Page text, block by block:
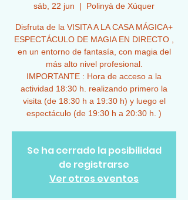
sáb, 22 jun
  |
Polinyà de Xúquer
Disfruta de la VISITA A LA CASA MÁGICA+
ESPECTÁCULO DE MAGIA EN DIRECTO ,
en un entorno de fantasía, con magia del
más alto nivel profesional.
IMPORTANTE : Hora de acceso a la
actividad 18:30 h. realizando primero la
visita (de 18:30 h a 19:30 h) y luego el
espectáculo (de 19:30 h a 20:30 h. )
Se ha cerrado la posibilidad
de registrarse
Ver otros eventos